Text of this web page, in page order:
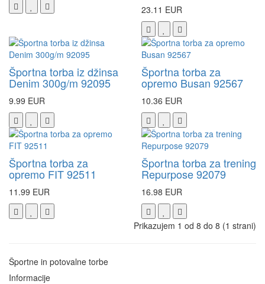
23.11 EUR
Športna torba iz džinsa
Denim 300g/m 92095
9.99 EUR
Športna torba za
opremo Busan 92567
10.36 EUR
Športna torba za
opremo FIT 92511
11.99 EUR
Športna torba za trening
Repurpose 92079
16.98 EUR
Prikazujem 1 od 8 do 8 (1 strani)
Športne in potovalne torbe
Informacije